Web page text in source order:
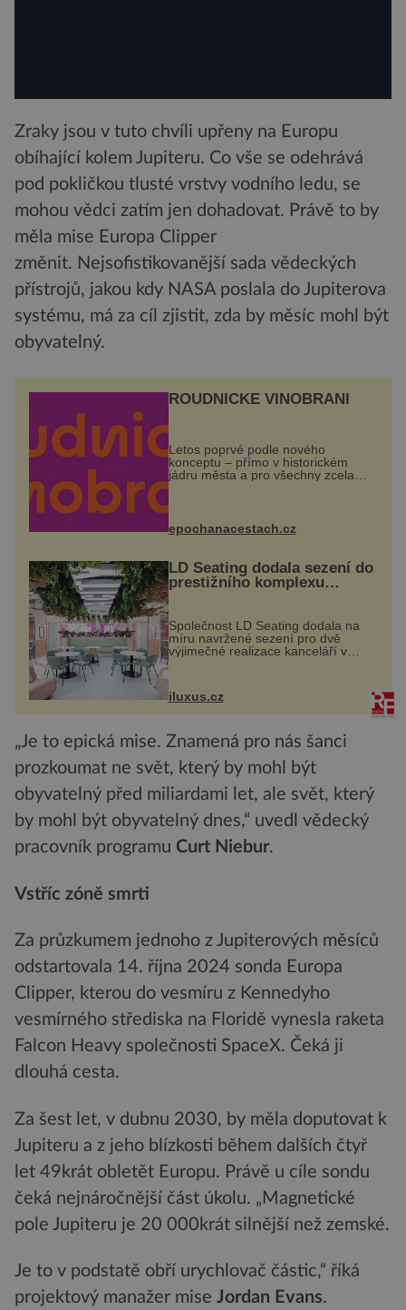
Zraky jsou v tuto chvíli upřeny na Europu
obíhající kolem Jupiteru. Co vše se odehrává
pod pokličkou tlusté vrstvy vodního ledu, se
mohou vědci zatím jen dohadovat. Právě to by
měla mise Europa Clipper
změnit. Nejsofistikovanější sada vědeckých
přístrojů, jakou kdy NASA poslala do Jupiterova
systému, má za cíl zjistit, zda by měsíc mohl být
obyvatelný.
ROUDNICKÉ VINOBRANÍ
Letos poprvé podle nového
konceptu – přímo v historickém
jádru města a pro všechny zcela
zdarma. Hlavní program se
náměstí. Návštěvníci se mohou těšit
na víno, burčák, pes...
epochanacestach.cz
LD Seating dodala sezení do
prestižního komplexu
MediaCityUK v Salfordu
Společnost LD Seating dodala na
míru navržené sezení pro dvě
výjimečné realizace kanceláří v
areálu MediaCityUK v anglickém
Tower a Orange Tower. Komplex
budov Media...
iluxus.cz
„Je to epická mise. Znamená pro nás šanci
prozkoumat ne svět, který by mohl být
obyvatelný před miliardami let, ale svět, který
by mohl být obyvatelný dnes,“ uvedl vědecký
pracovník programu Curt Niebur.
Vstříc zóně smrti
Za průzkumem jednoho z Jupiterových měsíců
odstartovala 14. října 2024 sonda Europa
Clipper, kterou do vesmíru z Kennedyho
vesmírného střediska na Floridě vynesla raketa
Falcon Heavy společnosti SpaceX. Čeká ji
dlouhá cesta.
Za šest let, v dubnu 2030, by měla doputovat k
Jupiteru a z jeho blízkosti během dalších čtyř
let 49krát obletět Europu. Právě u cíle sondu
čeká nejnáročnější část úkolu. „Magnetické
pole Jupiteru je 20 000krát silnější než zemské.
Je to v podstatě obří urychlovač částic,“ říká
projektový manažer mise Jordan Evans.